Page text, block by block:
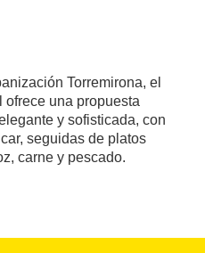
Torremirona, el
ofrece una propuesta
y sofisticada, con
seguidas de platos
carne y pescado.